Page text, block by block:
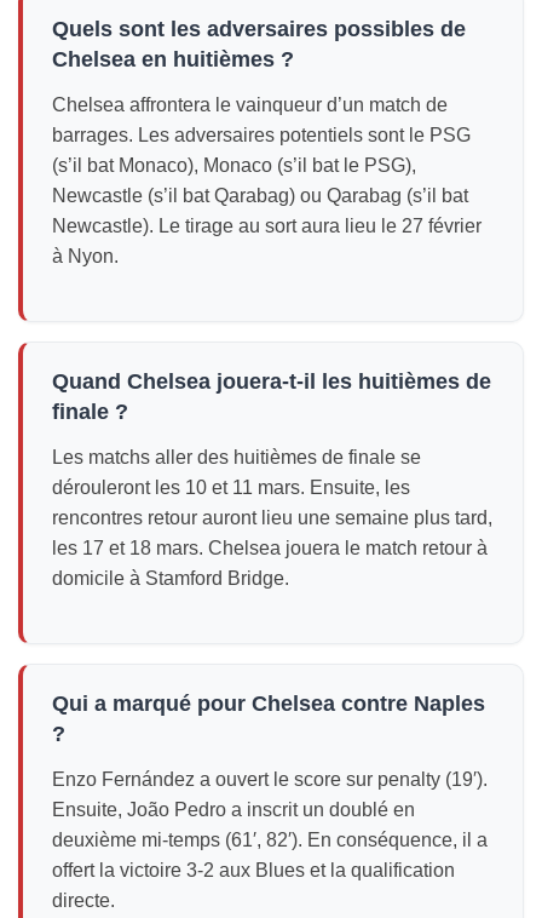
Quels sont les adversaires possibles de
Chelsea en huitièmes ?
Chelsea affrontera le vainqueur d’un match de
barrages. Les adversaires potentiels sont le PSG
(s’il bat Monaco), Monaco (s’il bat le PSG),
Newcastle (s’il bat Qarabag) ou Qarabag (s’il bat
Newcastle). Le tirage au sort aura lieu le 27 février
à Nyon.
Quand Chelsea jouera-t-il les huitièmes de
finale ?
Les matchs aller des huitièmes de finale se
dérouleront les 10 et 11 mars. Ensuite, les
rencontres retour auront lieu une semaine plus tard,
les 17 et 18 mars. Chelsea jouera le match retour à
domicile à Stamford Bridge.
Qui a marqué pour Chelsea contre Naples
?
Enzo Fernández a ouvert le score sur penalty (19′).
Ensuite, João Pedro a inscrit un doublé en
deuxième mi-temps (61′, 82′). En conséquence, il a
offert la victoire 3-2 aux Blues et la qualification
directe.